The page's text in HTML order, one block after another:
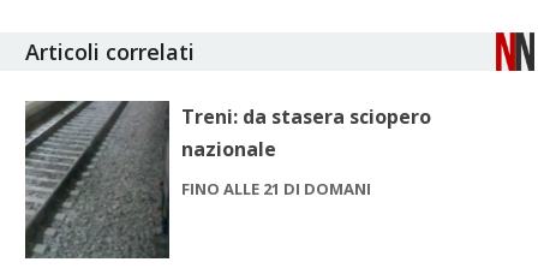
Articoli correlati
Treni: da stasera sciopero
nazionale
FINO ALLE 21 DI DOMANI